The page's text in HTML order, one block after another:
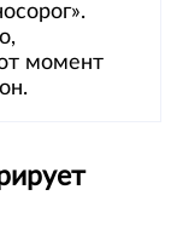
момент
он.